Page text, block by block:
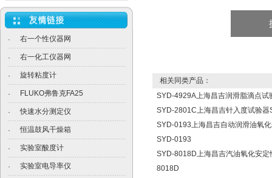
· 右一个性仪器网
· 右一化工仪器网
· 旋转粘度计
· FLUKO弗鲁克FA25
· 快速水分测定仪
· 恒温鼓风干燥箱
· 实验室酸度计
· 实验室电导率仪
相关同类产品：
SYD-4929A上海昌吉润滑脂滴点
SYD-2801C上海昌吉针入度试验
SYD-0193上海昌吉自动润滑油氧
SYD-0193
SYD-8018D上海昌吉汽油氧化安
8018D